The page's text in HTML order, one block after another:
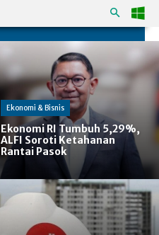
Ekonomi & Bisnis
Ekonomi RI Tumbuh 5,29%,
ALFI Soroti Ketahanan
Rantai Pasok